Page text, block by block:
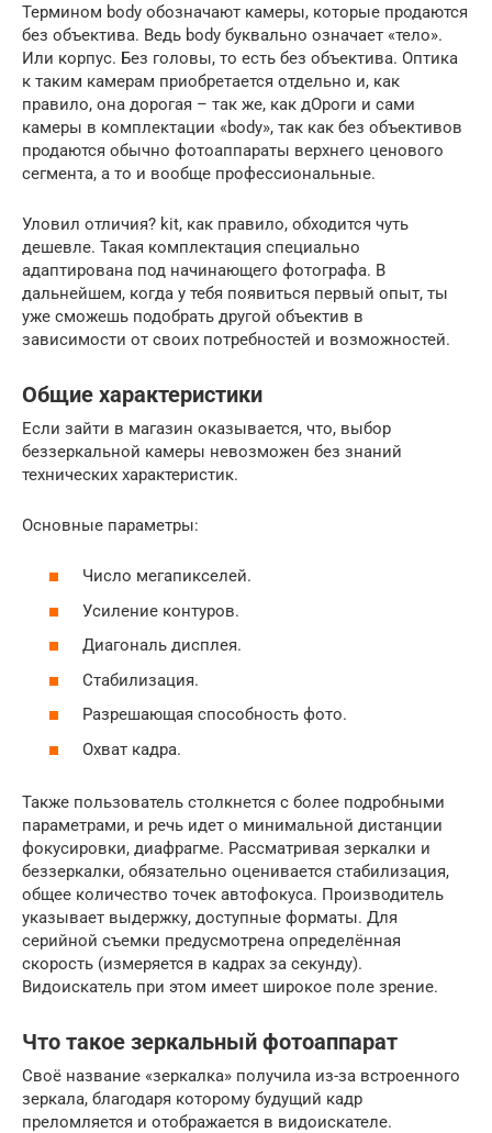
Термином body обозначают камеры, которые продаются
без объектива. Ведь body буквально означает «тело».
Или корпус. Без головы, то есть без объектива. Оптика
к таким камерам приобретается отдельно и, как
правило, она дорогая – так же, как дОроги и сами
камеры в комплектации «body», так как без объективов
продаются обычно фотоаппараты верхнего ценового
сегмента, а то и вообще профессиональные.
Уловил отличия? kit, как правило, обходится чуть
дешевле. Такая комплектация специально
адаптирована под начинающего фотографа. В
дальнейшем, когда у тебя появиться первый опыт, ты
уже сможешь подобрать другой объектив в
зависимости от своих потребностей и возможностей.
Общие характеристики
Если зайти в магазин оказывается, что, выбор
беззеркальной камеры невозможен без знаний
технических характеристик.
Основные параметры:
Число мегапикселей.
Усиление контуров.
Диагональ дисплея.
Стабилизация.
Разрешающая способность фото.
Охват кадра.
Также пользователь столкнется с более подробными
параметрами, и речь идет о минимальной дистанции
фокусировки, диафрагме. Рассматривая зеркалки и
беззеркалки, обязательно оценивается стабилизация,
общее количество точек автофокуса. Производитель
указывает выдержку, доступные форматы. Для
серийной съемки предусмотрена определённая
скорость (измеряется в кадрах за секунду).
Видоискатель при этом имеет широкое поле зрение.
Что такое зеркальный фотоаппарат
Своё название «зеркалка» получила из-за встроенного
зеркала, благодаря которому будущий кадр
преломляется и отображается в видоискателе.